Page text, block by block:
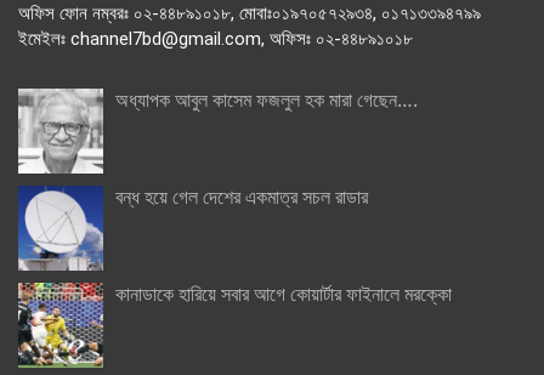
অফিস ফোন নম্বরঃ ০২-৪৪৮৯১০১৮, মোবাঃ০১৯৭০৫৭২৯৩৪, ০১৭১৩৩৯৪৭৯৯
ইমেইলঃ channel7bd@gmail.com, অফিসঃ ০২-৪৪৮৯১০১৮
অধ্যাপক আবুল কাসেম ফজলুল হক মারা গেছেন….
বন্ধ হয়ে গেল দেশের একমাত্র সচল রাডার
কানাডাকে হারিয়ে সবার আগে কোয়ার্টার ফাইনালে মরক্কো